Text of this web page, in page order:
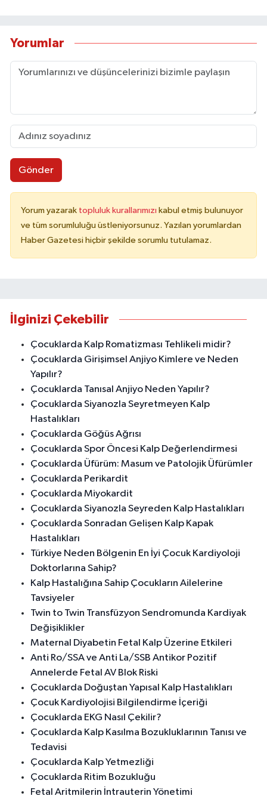
Yorumlar
Gönder
Yorum yazarak topluluk kurallarımızı kabul etmiş bulunuyor
ve tüm sorumluluğu üstleniyorsunuz. Yazılan yorumlardan
Haber Gazetesi hiçbir şekilde sorumlu tutulamaz.
İlginizi Çekebilir
Çocuklarda Kalp Romatizması Tehlikeli midir?
Çocuklarda Girişimsel Anjiyo Kimlere ve Neden
Yapılır?
Çocuklarda Tanısal Anjiyo Neden Yapılır?
Çocuklarda Siyanozla Seyretmeyen Kalp
Hastalıkları
Çocuklarda Göğüs Ağrısı
Çocuklarda Spor Öncesi Kalp Değerlendirmesi
Çocuklarda Üfürüm: Masum ve Patolojik Üfürümler
Çocuklarda Perikardit
Çocuklarda Miyokardit
Çocuklarda Siyanozla Seyreden Kalp Hastalıkları
Çocuklarda Sonradan Gelişen Kalp Kapak
Hastalıkları
Türkiye Neden Bölgenin En İyi Çocuk Kardiyoloji
Doktorlarına Sahip?
Kalp Hastalığına Sahip Çocukların Ailelerine
Tavsiyeler
Twin to Twin Transfüzyon Sendromunda Kardiyak
Değişiklikler
Maternal Diyabetin Fetal Kalp Üzerine Etkileri
Anti Ro/SSA ve Anti La/SSB Antikor Pozitif
Annelerde Fetal AV Blok Riski
Çocuklarda Doğuştan Yapısal Kalp Hastalıkları
Çocuk Kardiyolojisi Bilgilendirme İçeriği
Çocuklarda EKG Nasıl Çekilir?
Çocuklarda Kalp Kasılma Bozukluklarının Tanısı ve
Tedavisi
Çocuklarda Kalp Yetmezliği
Çocuklarda Ritim Bozukluğu
Fetal Aritmilerin İntrauterin Yönetimi